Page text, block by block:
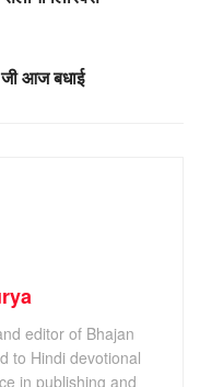
जी आज बधाई
editor of Bhajan
to Hindi devotional
in publishing and